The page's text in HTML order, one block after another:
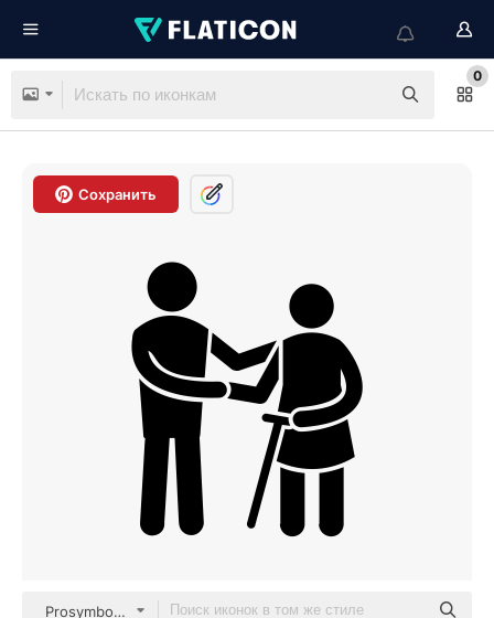
0
Сохранить
Prosymbols Premium black fill